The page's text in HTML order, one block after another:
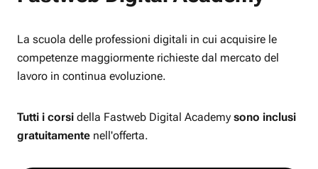
La scuola delle professioni digitali in cui acquisire le
competenze maggiormente richieste dal mercato del
lavoro in continua evoluzione.
Tutti i corsi della Fastweb Digital Academy sono inclusi
gratuitamente nell'offerta.